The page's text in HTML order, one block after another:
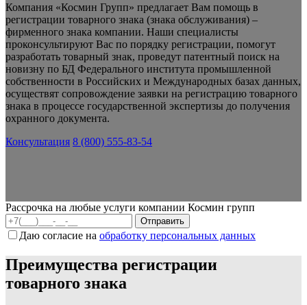
Компания «Космин Групп» предлагает Вам помощь в
регистрации товарного знака (знака обслуживания) –
фирменного знака компании. Наши специалисты
проконсультируют Вас по порядку регистрации, помогут
разработать товарный знак, проведут патентный поиск на
новизну по БД Федерального института промышленной
собственности в Российских и Международных базах данных,
осуществят сопровождение заявки на регистрацию товарного
знака в процессе государственной экспертизы до получения
охранного документа.
Консультация 8 (800) 555-83-54
Рассрочка на любые услуги компании Космин групп
Даю согласие на обработку персональных данных
Преимущества регистрации
товарного знака